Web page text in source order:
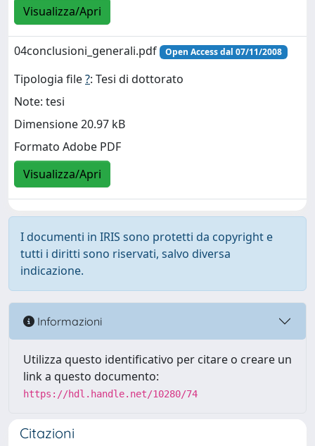
Visualizza/Apri
04conclusioni_generali.pdf Open Access dal 07/11/2008
Tipologia file?: Tesi di dottorato
Note: tesi
Dimensione 20.97 kB
Formato Adobe PDF
Visualizza/Apri
I documenti in IRIS sono protetti da copyright e
tutti i diritti sono riservati, salvo diversa
indicazione.
Informazioni
Utilizza questo identificativo per citare o creare un
link a questo documento:
https://hdl.handle.net/10280/74
Citazioni